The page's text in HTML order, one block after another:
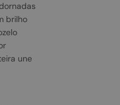
brilho
une